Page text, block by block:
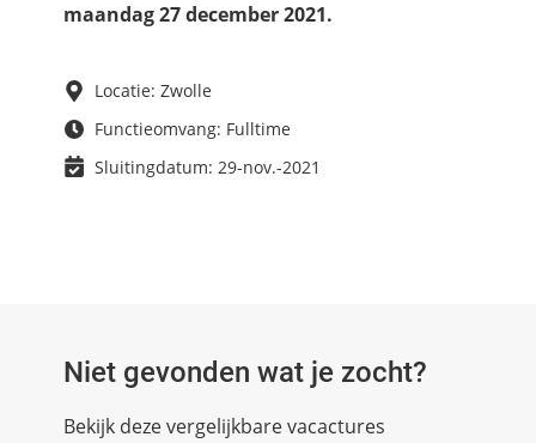
maandag 27 december 2021.
Locatie: Zwolle
Functieomvang: Fulltime
Sluitingdatum: 29-nov.-2021
Niet gevonden wat je zocht?
Bekijk deze vergelijkbare vacactures